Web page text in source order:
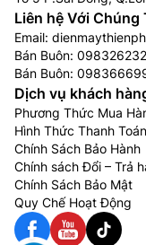
vực tập trung
chiếu phim, hội
Nhược điểm của
Giá thành khá
tường.
Chi phí lắp đặt
dòng máy lạnh
vật tư lắp đặt
Điện Máy Thiên
Liên hệ Với Chúng
Email:
Bán Buôn:
Bán Buôn:
Dịch vụ khách
Phương Thức Mua
Hình Thức Thanh Toán
Chính Sách Bảo Hành
Chính sách Đổi – Trả
Chính Sách Bảo Mật
Quy Chế Hoạt Động